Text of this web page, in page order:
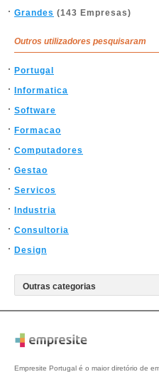
Grandes (143 Empresas)
Outros utilizadores pesquisaram
Portugal
Informatica
Software
Formacao
Computadores
Gestao
Servicos
Industria
Consultoria
Design
Empresite Portugal é o maior diretório de